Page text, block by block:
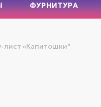
ФУРНИТУРА
лист «Капитошки"